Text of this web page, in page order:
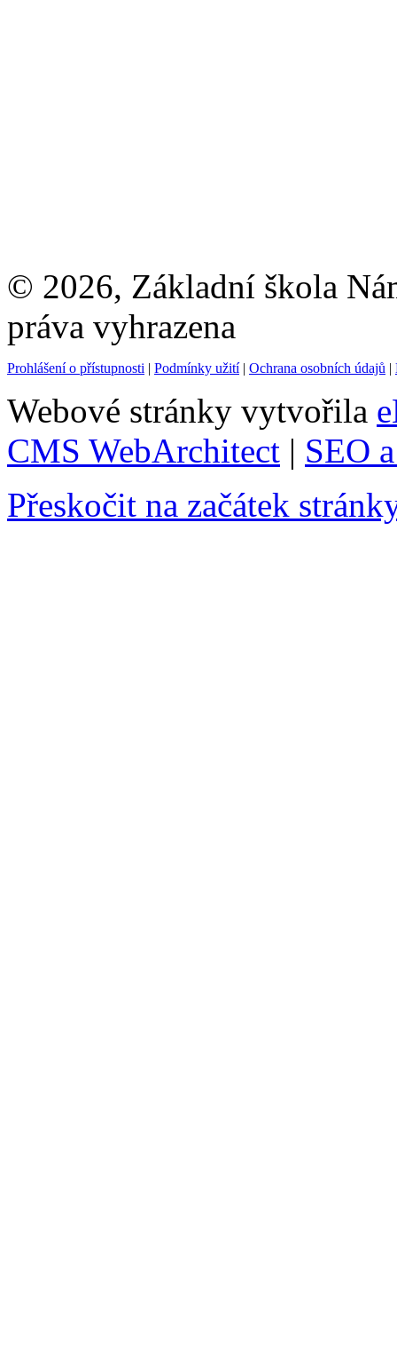
© 2026, Základní škola
práva vyhrazena
Prohlášení o přístupnosti | Podmínky užití| Ochrana osobních údajů |
Webové stránky vytvořila
CMS WebArchitect | SEO
Přeskočit na začátek